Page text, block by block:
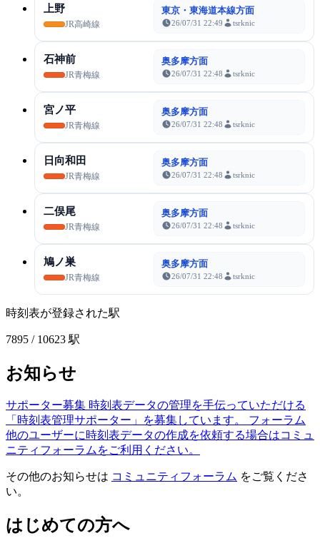
上野
JR高崎線
東京・東海道本線方面
26/07/31 22:49 tsrknic
石神前
JR青梅線
奥多摩方面
26/07/31 22:48 tsrknic
宮ノ平
JR青梅線
奥多摩方面
26/07/31 22:48 tsrknic
日向和田
JR青梅線
奥多摩方面
26/07/31 22:48 tsrknic
二俣尾
JR青梅線
奥多摩方面
26/07/31 22:48 tsrknic
鳩ノ巣
JR青梅線
奥多摩方面
26/07/31 22:48 tsrknic
時刻表が登録された駅
7895 / 10623 駅
お知らせ
サポーター募集 時刻表データの管理を手伝っていただける
「時刻表管理サポーター」を募集しています。
フォーラム
他のユーザーに時刻表データの作成を依頼する場合はコミュ
ニティフォーラムをご利用ください。
その他のお知らせは コミュニティフォーラム をご覧くださ
い。
はじめての方へ